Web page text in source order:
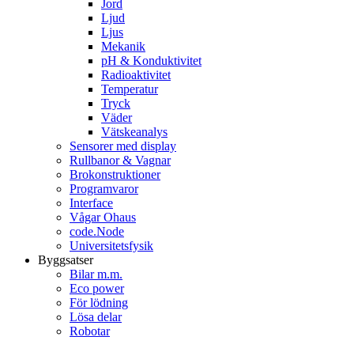
Jord
Ljud
Ljus
Mekanik
pH & Konduktivitet
Radioaktivitet
Temperatur
Tryck
Väder
Vätskeanalys
Sensorer med display
Rullbanor & Vagnar
Brokonstruktioner
Programvaror
Interface
Vågar Ohaus
code.Node
Universitetsfysik
Byggsatser
Bilar m.m.
Eco power
För lödning
Lösa delar
Robotar